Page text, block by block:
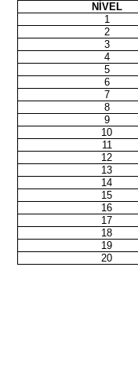
NÍVEL
1
2
3
4
5
6
7
8
9
10
11
12
13
14
15
16
17
18
19
20